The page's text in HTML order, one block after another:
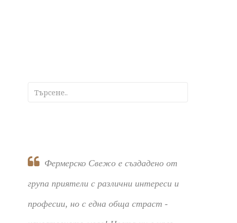
Фермерско Свежо е създадено от
група приятели с различни интереси и
професии, но с една обща страст -